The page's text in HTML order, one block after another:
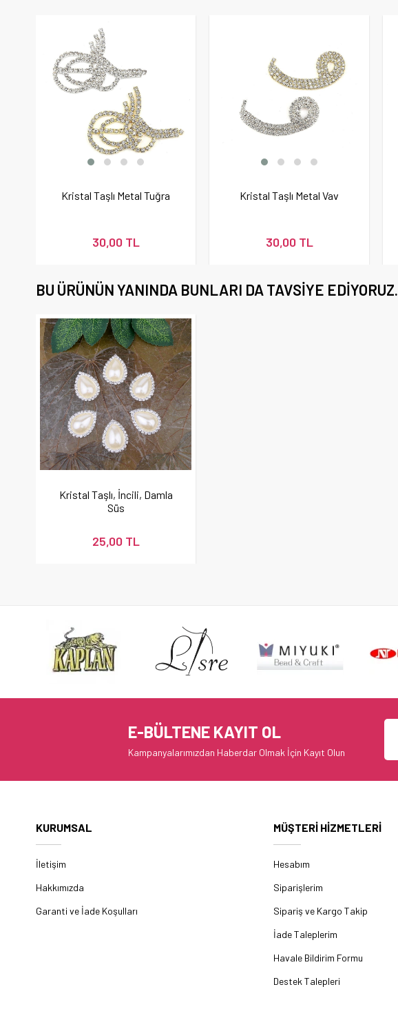
Kristal Taşlı Metal Tuğra
30,00 TL
Kristal Taşlı Metal Vav
30,00 TL
BU ÜRÜNÜN YANINDA BUNLARI DA TAVSIYE EDIYORUZ.
Kristal Taşlı, İncili, Damla
Süs
25,00 TL
E-BÜLTENE KAYIT OL
Kampanyalarımızdan Haberdar Olmak İçin Kayıt Olun
KURUMSAL
İletişim
Hakkımızda
Garanti ve İade Koşulları
MÜŞTERİ HİZMETLERİ
Hesabım
Siparişlerim
Sipariş ve Kargo Takip
İade Taleplerim
Havale Bildirim Formu
Destek Talepleri